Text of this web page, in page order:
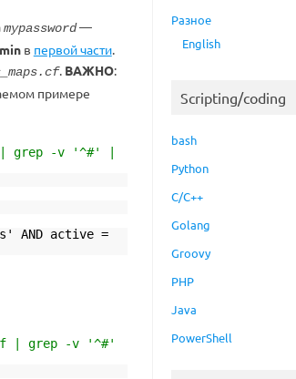
mypassword —
в первой части.
. ВАЖНО:
примере
| grep -v '^#' |
AND active =
| grep -v '^#'
Разное
English
Scripting/coding
bash
Python
C/C++
Golang
Groovy
PHP
Java
PowerShell